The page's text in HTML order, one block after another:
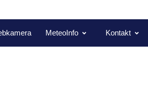
MeteoInfo Kontakt